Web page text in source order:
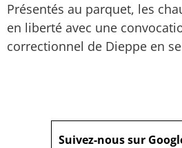
Présentés au parquet, les
en liberté avec une
correctionnel de Dieppe en
Suivez-nous sur